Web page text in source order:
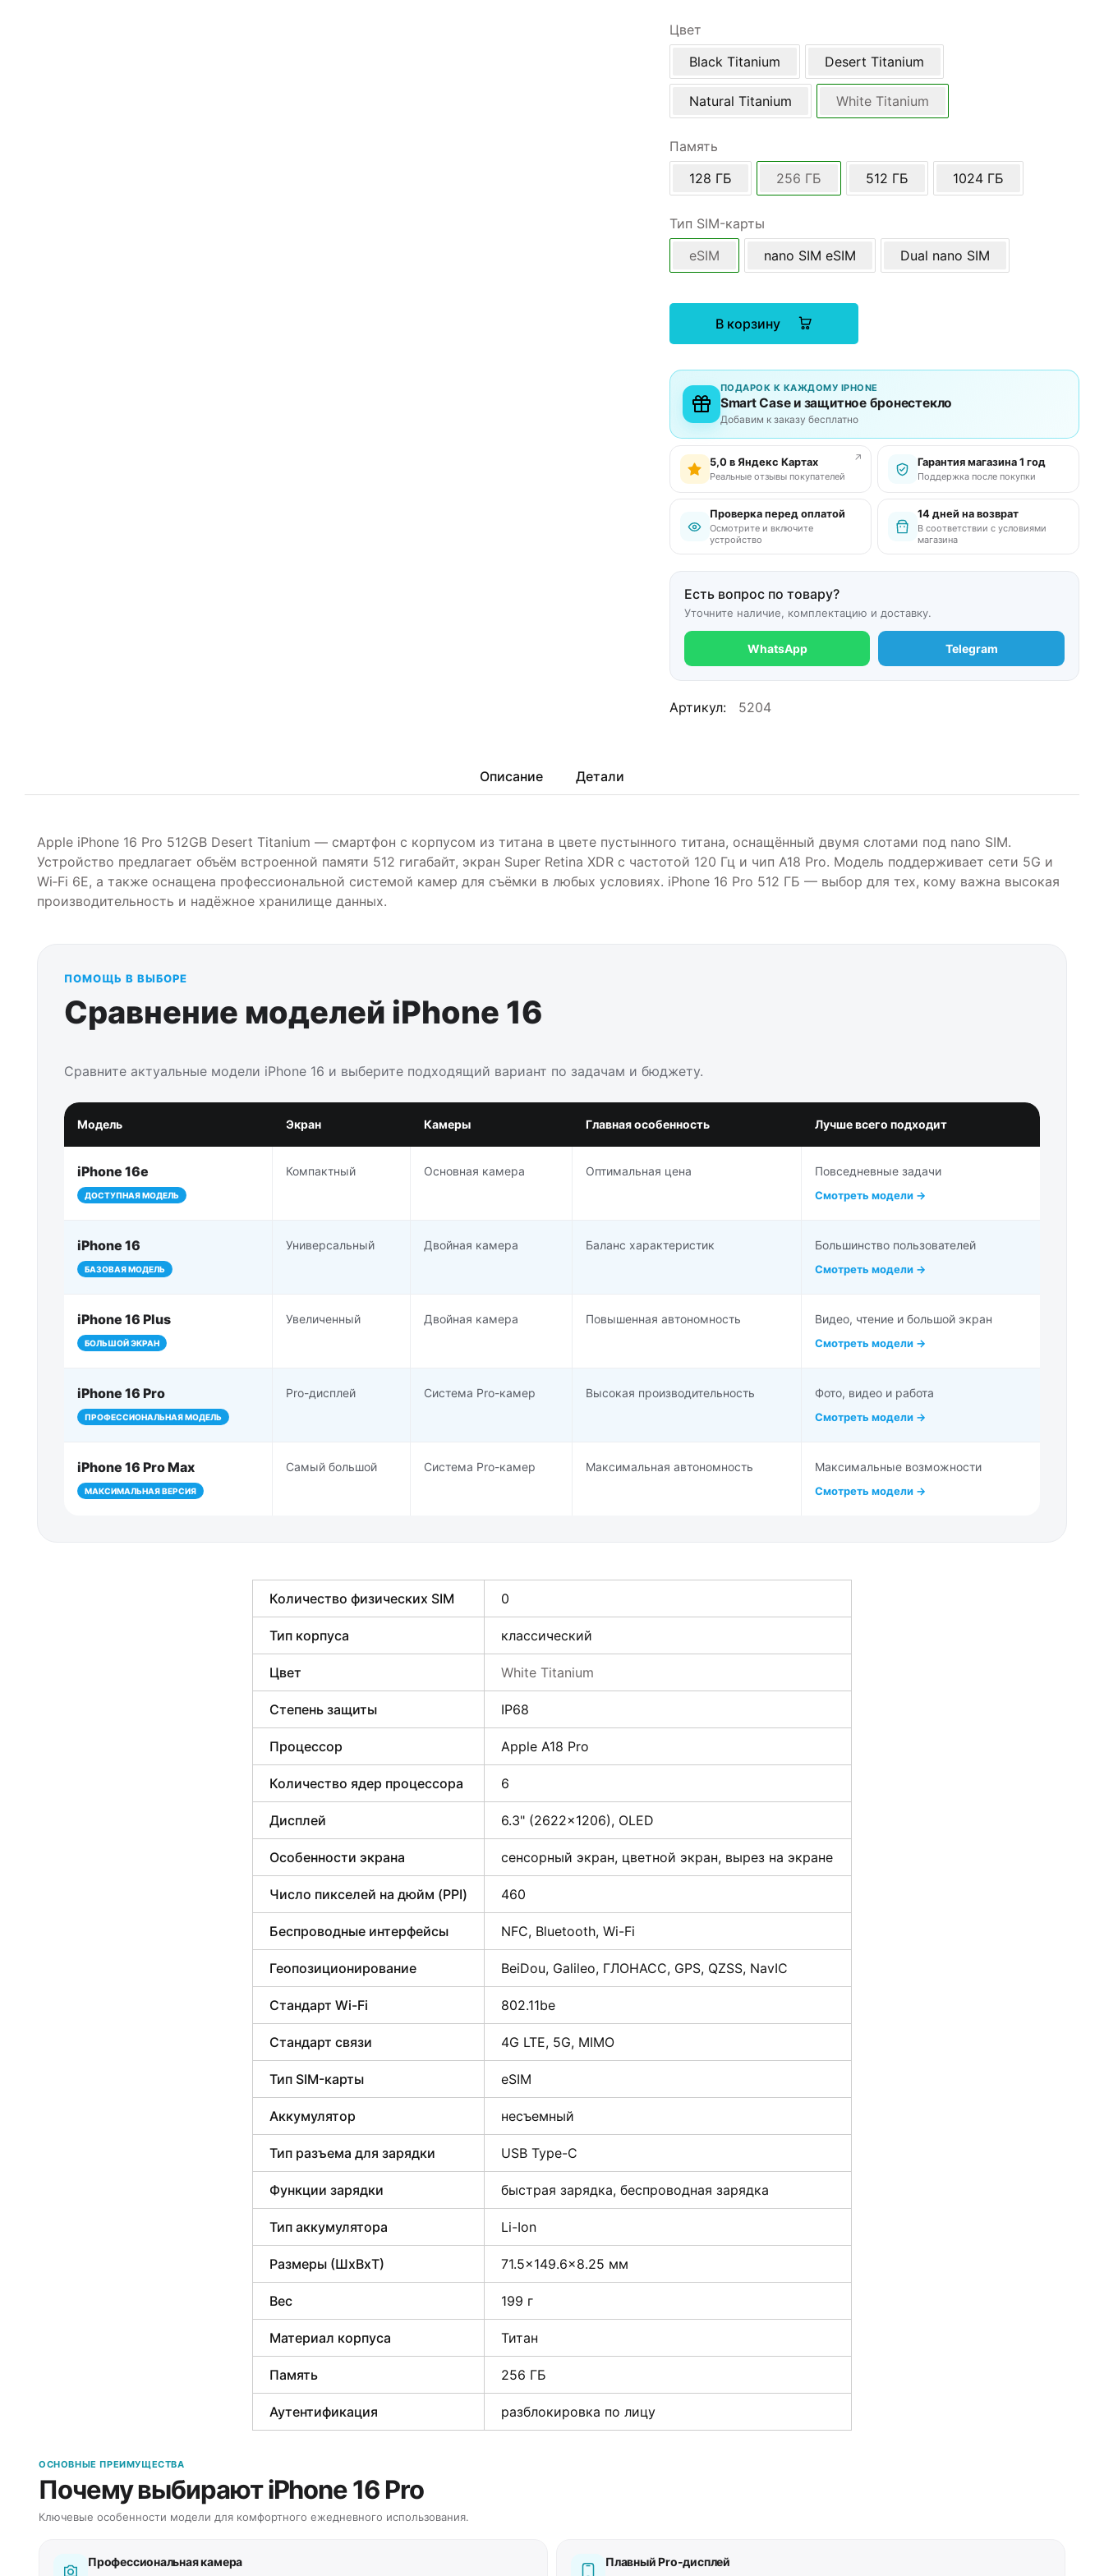
Цвет
Black Titanium
Desert Titanium
Natural Titanium White Titanium
Память
128 ГБ
256 ГБ 512 ГБ 1024 ГБ
Тип SIM-карты
eSIM
nano SIM eSIM Dual nano SIM
В корзину
ПОДАРОК К КАЖДОМУ IPHONE
Smart Case и защитное бронестекло
Добавим к заказу бесплатно
5,0 в Яндекс Картах
Реальные отзывы покупателей
↗ Гарантия магазина 1 год
Поддержка после покупки
Проверка перед оплатой
Осмотрите и включите
устройство
14 дней на возврат
В соответствии с условиями
магазина
Есть вопрос по товару?
Уточните наличие, комплектацию и доставку.
WhatsApp Telegram
Артикул: 5204
Описание Детали
Apple iPhone 16 Pro 512GB Desert Titanium — смартфон с корпусом из титана в цвете пустынного титана, оснащённый двумя слотами под nano SIM.
Устройство предлагает объём встроенной памяти 512 гигабайт, экран Super Retina XDR с частотой 120 Гц и чип A18 Pro. Модель поддерживает сети 5G и
Wi‑Fi 6E, а также оснащена профессиональной системой камер для съёмки в любых условиях. iPhone 16 Pro 512 ГБ — выбор для тех, кому важна высокая
производительность и надёжное хранилище данных.
ПОМОЩЬ В ВЫБОРЕ
Сравнение моделей iPhone 16
Сравните актуальные модели iPhone 16 и выберите подходящий вариант по задачам и бюджету.
Модель Экран Камеры Главная особенность Лучше всего подходит
iPhone 16e
ДОСТУПНАЯ МОДЕЛЬ
Компактный Основная камера Оптимальная цена Повседневные задачи
Смотреть модели →
iPhone 16
БАЗОВАЯ МОДЕЛЬ
Универсальный Двойная камера Баланс характеристик Большинство пользователей
Смотреть модели →
iPhone 16 Plus
БОЛЬШОЙ ЭКРАН
Увеличенный Двойная камера Повышенная автономность Видео, чтение и большой экран
Смотреть модели →
iPhone 16 Pro
ПРОФЕССИОНАЛЬНАЯ МОДЕЛЬ
Pro-дисплей Система Pro-камер Высокая производительность Фото, видео и работа
Смотреть модели →
iPhone 16 Pro Max
МАКСИМАЛЬНАЯ ВЕРСИЯ
Самый большой Система Pro-камер Максимальная автономность Максимальные возможности
Смотреть модели →
Количество физических SIM 0
Тип корпуса классический
Цвет White Titanium
Степень защиты IP68
Процессор Apple A18 Pro
Количество ядер процессора 6
Дисплей 6.3" (2622×1206), OLED
Особенности экрана сенсорный экран, цветной экран, вырез на экране
Число пикселей на дюйм (PPI) 460
Беспроводные интерфейсы NFC, Bluetooth, Wi-Fi
Геопозиционирование BeiDou, Galileo, ГЛОНАСС, GPS, QZSS, NavIC
Стандарт Wi-Fi 802.11be
Стандарт связи 4G LTE, 5G, MIMO
Тип SIM-карты eSIM
Аккумулятор несъемный
Тип разъема для зарядки USB Type-C
Функции зарядки быстрая зарядка, беспроводная зарядка
Тип аккумулятора Li-Ion
Размеры (ШxВxТ) 71.5×149.6×8.25 мм
Вес 199 г
Материал корпуса Титан
Память 256 ГБ
Аутентификация разблокировка по лицу
ОСНОВНЫЕ ПРЕИМУЩЕСТВА
Почему выбирают iPhone 16 Pro
Ключевые особенности модели для комфортного ежедневного использования.
Профессиональная камера Плавный Pro-дисплей